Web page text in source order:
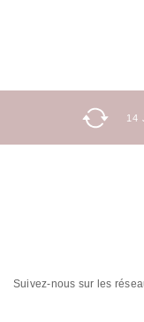
14
Suivez-nous sur les